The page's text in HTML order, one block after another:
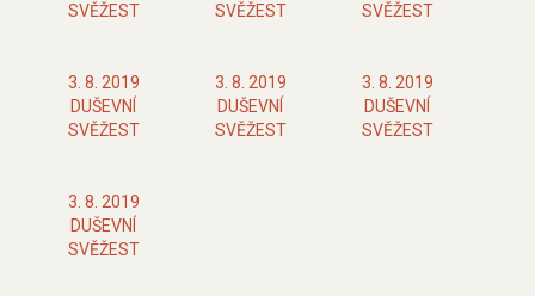
SVĚŽEST
SVĚŽEST
SVĚŽEST
3. 8. 2019
DUŠEVNÍ
SVĚŽEST
3. 8. 2019
DUŠEVNÍ
SVĚŽEST
3. 8. 2019
DUŠEVNÍ
SVĚŽEST
3. 8. 2019
DUŠEVNÍ
SVĚŽEST